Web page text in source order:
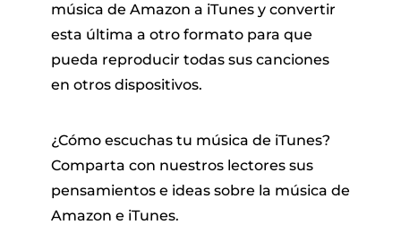
música de Amazon a iTunes y convertir
esta última a otro formato para que
pueda reproducir todas sus canciones
en otros dispositivos.
¿Cómo escuchas tu música de iTunes?
Comparta con nuestros lectores sus
pensamientos e ideas sobre la música de
Amazon e iTunes.